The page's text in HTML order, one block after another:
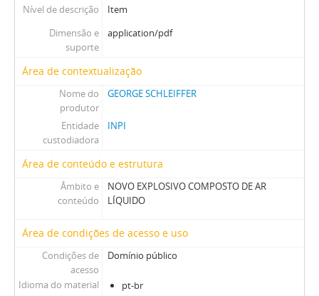
Nível de descrição
Item
Dimensão e
suporte
application/pdf
Área de contextualização
Nome do
produtor
GEORGE SCHLEIFFER
Entidade
custodiadora
INPI
Área de conteúdo e estrutura
Âmbito e
conteúdo
NOVO EXPLOSIVO COMPOSTO DE AR
LÍQUIDO
Área de condições de acesso e uso
Condições de
acesso
Domínio público
Idioma do material pt-br